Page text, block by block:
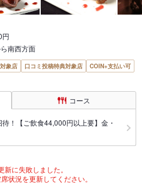
円
南西方面
象店 口コミ投稿特典対象店
COIN+支払い可
コース
！【ご飲食44,000円以上要】金・
新に失敗しました。
状況を更新してください。